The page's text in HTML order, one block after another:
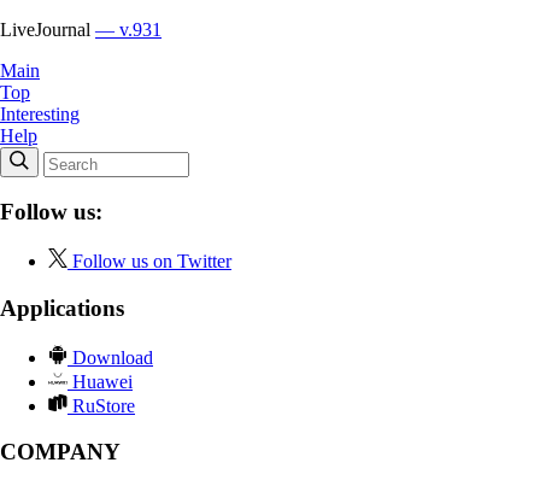
LiveJournal — v.931
Main
Top
Interesting
Help
Follow us:
Follow us on Twitter
Applications
Download
Huawei
RuStore
COMPANY